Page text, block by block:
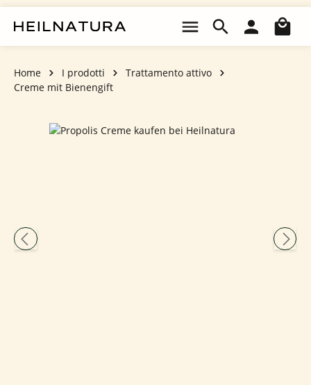
Il
Home I prodotti
Trattamento attivo
Creme mit Bienengift
Salta la galleria di immagini